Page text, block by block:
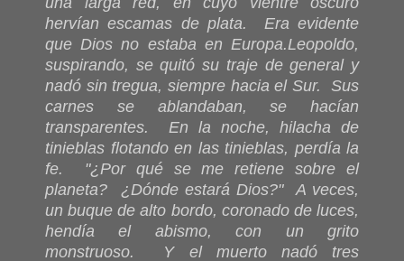
hervían escamas de plata. Era evidente
que Dios no estaba en Europa.Leopoldo,
suspirando, se quitó su traje de general y
nadó sin tregua, siempre hacia el Sur. Sus
carnes se ablandaban, se hacían
transparentes. En la noche, hilacha de
tinieblas flotando en las tinieblas, perdía la
fe. "¿Por qué se me retiene sobre el
planeta? ¿Dónde estará Dios?" A veces,
un buque de alto bordo, coronado de luces,
hendía el abismo, con un grito
monstruoso. Y el muerto nadó tres